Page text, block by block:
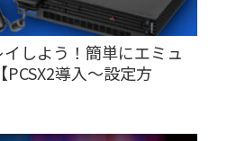
しよう！簡単にエミュ
導入～設定方